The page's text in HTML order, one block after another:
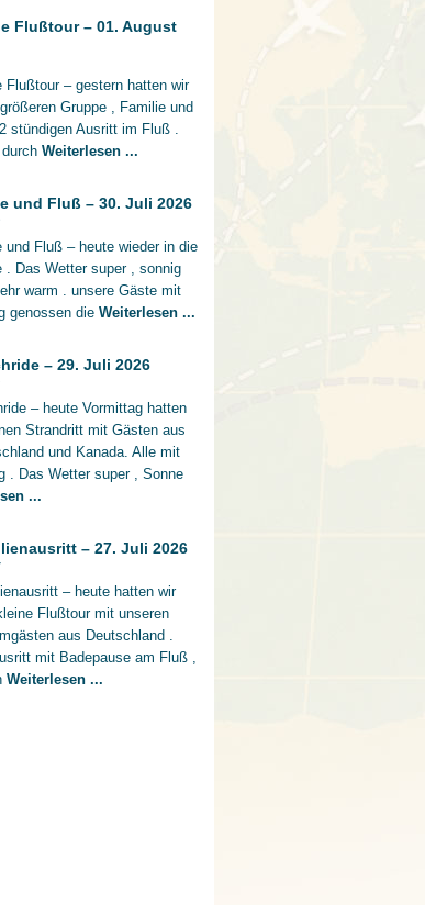
Flußtour – 01. August
Flußtour – gestern hatten wir
Gruppe , Familie und
stündigen Ausritt im Fluß .
Weiterlesen ...
und Fluß – 30. Juli 2026
und Fluß – heute wieder in die
. Das Wetter super , sonnig
warm . unsere Gäste mit
genossen die Weiterlesen ...
– 29. Juli 2026
– heute Vormittag hatten
Strandritt mit Gästen aus
und Kanada. Alle mit
. Das Wetter super , Sonne
...
– 27. Juli 2026
– heute hatten wir
Flußtour mit unseren
aus Deutschland .
mit Badepause am Fluß ,
Weiterlesen ...